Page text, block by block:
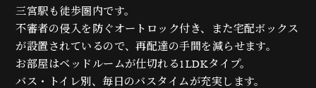
三宮駅も徒歩圏内です。
不審者の侵入を防ぐオートロック付き、また宅配ボックス
が設置されているので、再配達の手間を減らせます。
お部屋はベッドルームが仕切れる1LDKタイプ。
バス・トイレ別、毎日のバスタイムが充実します。